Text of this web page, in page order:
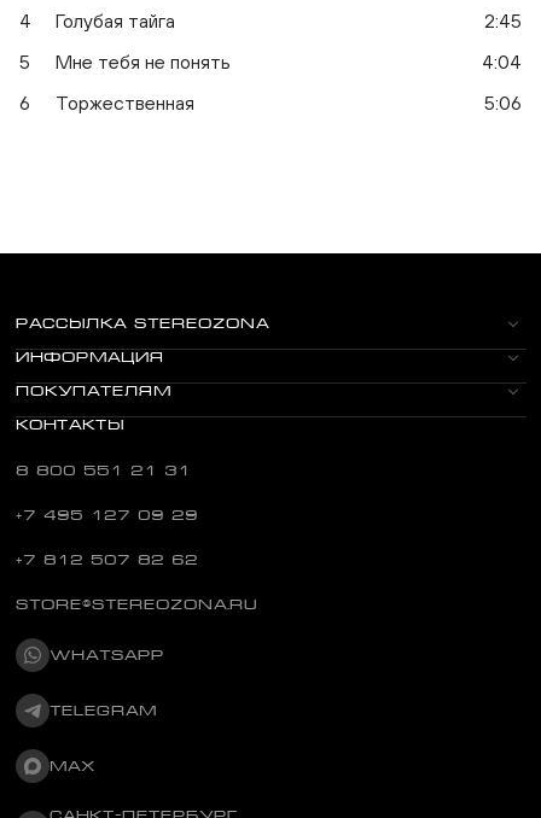
4
Голубая тайга
2:45
5
Мне тебя не понять
4:04
6
Торжественная 5:06
РАССЫЛКА STEREOZONA
ИНФОРМАЦИЯ
ПОКУПАТЕЛЯМ
КОНТАКТЫ
8 800 551 21 31
+7 495 127 09 29
+7 812 507 82 62
STORE@STEREOZONA.RU
WHATSAPP
TELEGRAM
MAX